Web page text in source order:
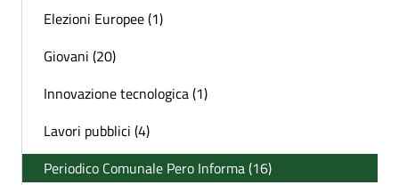
Elezioni Europee (1)
Giovani (20)
Innovazione tecnologica (1)
Lavori pubblici (4)
Periodico Comunale Pero Informa (16)